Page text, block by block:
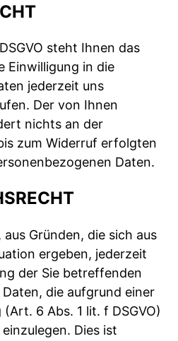
steht Ihnen das
Einwilligung in die
jederzeit uns
Der von Ihnen
nichts an der
zum Widerruf erfolgten
Daten.
Gründen, die sich aus
ergeben, jederzeit
der Sie betreffenden
die aufgrund einer
6 Abs. 1 lit. f DSGVO)
Dies ist